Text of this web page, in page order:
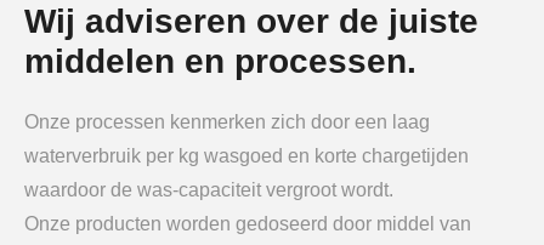
Wij adviseren over de juiste
middelen en processen.
Onze processen kenmerken zich door een laag
waterverbruik per kg wasgoed en korte chargetijden
waardoor de was-capaciteit vergroot wordt.
Onze producten worden gedoseerd door middel van